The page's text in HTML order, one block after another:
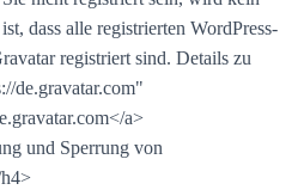
dass alle registrierten WordPress-
registriert sind. Details zu
de.gravatar.com"
a>
und Sperrung von